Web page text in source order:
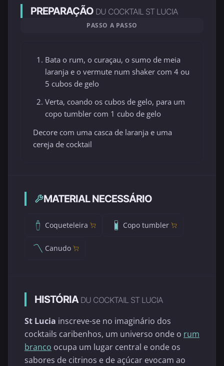
PREPARAÇÃO DU COCKTAIL ST LUCIA
PASSO A PASSO
Bata o rum, o curaçau, o sumo de meia
laranja e o vermute num shaker com 4 ou
5 cubos de gelo
Verta, coando os cubos de gelo, para um
copo tumbler com 1 cubo de gelo
Decore com uma casca de laranja e uma
cereja de cocktail
MATERIAL NECESSÁRIO
Coqueteleira Copo tumbler
Canudo
HISTÓRIA DU COCKTAIL ST LUCIA
St Lucia inscreve-se no imaginário dos
cocktails caribenhos, um universo onde o rum
branco ocupa um lugar central e onde os
sabores de citrinos e de açúcar evocam ao